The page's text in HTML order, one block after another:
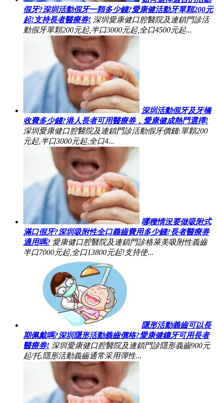
假牙?深圳活動假牙一顆多少錢?愛康健活動牙單顆200元
起!支持長者醫療券! 深圳愛康健口腔醫院及連鎖門診活
動假牙單顆200元起,半口3000元起,全口4500元起...
深圳活動假牙及牙橋
收費多少錢?港人長者可用醫療券，愛康健成熱門選擇!
深圳愛康健口腔醫院及連鎖門診活動假牙價錢:單顆200
元起,半口3000元起,全口4...
哪種情況要做吸附式
滿口假牙?深圳吸附性全口義齒費用多少錢?長者醫療券
適用嗎? 愛康健口腔醫院及連鎖門診格萊美吸附性義齒
半口7000元起,全口13800元起!支持使...
隱形活動義齒可以長
期佩戴嗎?深圳隱形活動義齒價格?愛康健鑲牙可用長者
醫療券! 深圳愛康健口腔醫院及連鎖門診隱形義齒900元
起/托.隱形活動義齒通常采用彈性...